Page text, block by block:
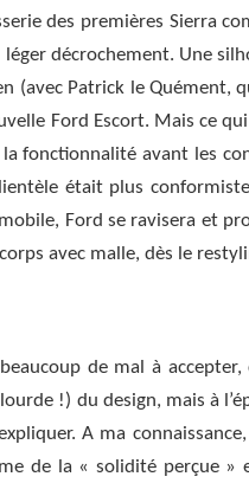
des premières Sierra
léger décrochement. Une
(avec Patrick le Quément,
Ford Escort. Mais ce
fonctionnalité avant les
était plus
Ford se ravisera et
avec malle, dès le
de mal à accepter,
!) du design, mais à
A ma
de la « solidité perçue »